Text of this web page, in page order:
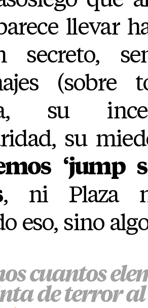
llevar
secreto,
su
su
‘jump
, ni Plaza
eso, sino
cuantos
de terror al